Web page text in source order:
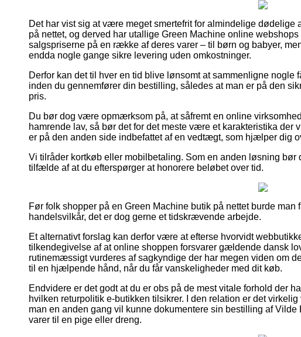
Det har vist sig at være meget smertefrit for almindelige dødelige
på nettet, og derved har utallige Green Machine online
salgspriserne på en række af deres varer – til børn og babyer,
endda nogle gange sikre levering uden omkostninger.
Derfor kan det til hver en tid blive lønsomt at sammenligne
inden du gennemfører din bestilling, således at man er på den
pris.
Du bør dog være opmærksom på, at såfremt en online
hamrende lav, så bør det for det meste være et karakteristika der
er på den anden side indbefattet af en vedtægt, som hjælper dig
Vi tilråder kortkøb eller mobilbetaling. Som en anden løsning bør
tilfælde af at du efterspørger at honorere beløbet over tid.
Før folk shopper på en Green Machine butik på nettet burde
handelsvilkår, det er dog gerne et tidskrævende arbejde.
Et alternativt forslag kan derfor være at efterse hvorvidt
tilkendegivelse af at online shoppen forsvarer gældende dansk
rutinemæssigt vurderes af sagkyndige der har megen viden om
til en hjælpende hånd, når du får vanskeligheder med dit køb.
Endvidere er det godt at du er obs på de mest vitale forhold der
hvilken returpolitik e-butikken tilsikrer. I den relation er det
man en anden gang vil kunne dokumentere sin bestilling af
varer til en pige eller dreng.